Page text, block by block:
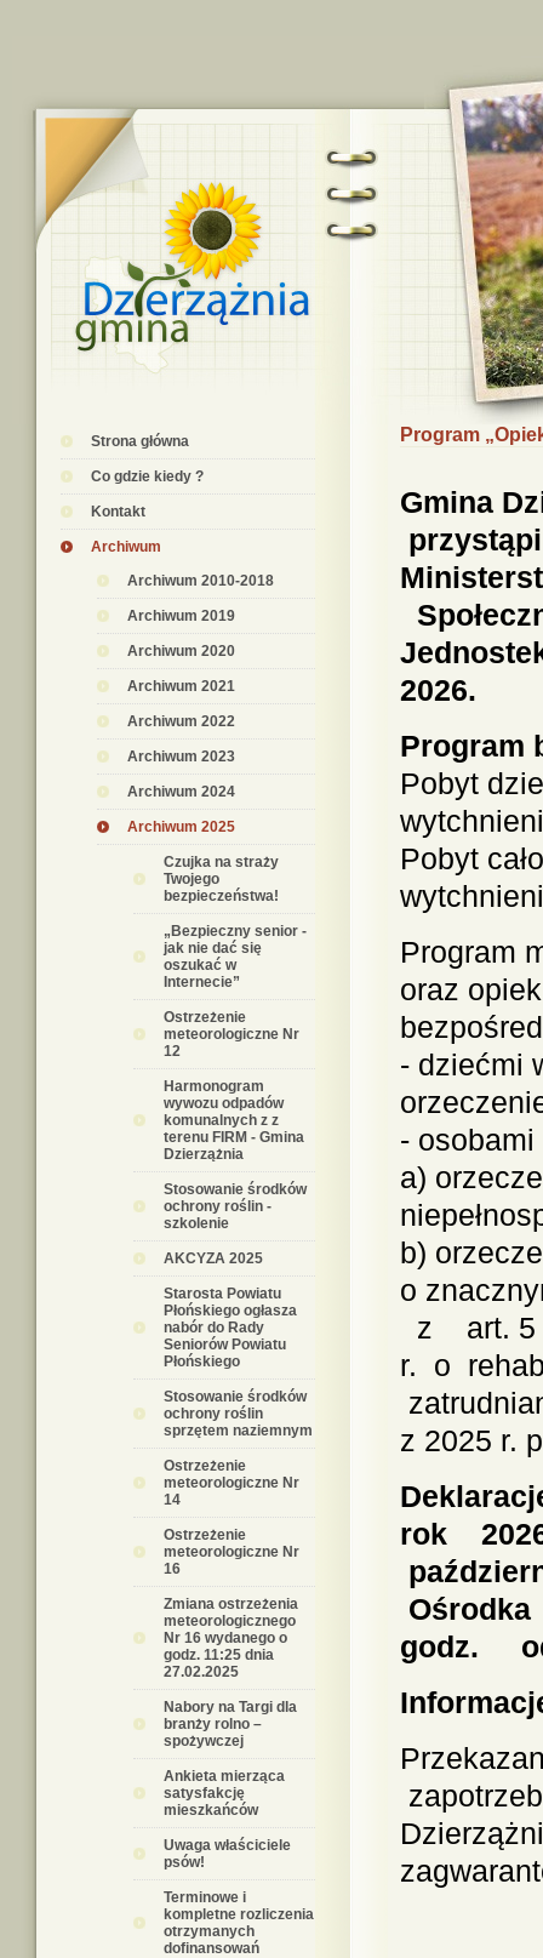
Strona główna
Co gdzie kiedy ?
Kontakt
Archiwum
Archiwum 2010-2018
Archiwum 2019
Archiwum 2020
Archiwum 2021
Archiwum 2022
Archiwum 2023
Archiwum 2024
Archiwum 2025
Czujka na straży
Twojego
bezpieczeństwa!
„Bezpieczny senior -
jak nie dać się
oszukać w
Internecie”
Ostrzeżenie
meteorologiczne Nr
12
Harmonogram
wywozu odpadów
komunalnych z z
terenu FIRM - Gmina
Dzierzążnia
Stosowanie środków
ochrony roślin -
szkolenie
AKCYZA 2025
Starosta Powiatu
Płońskiego ogłasza
nabór do Rady
Seniorów Powiatu
Płońskiego
Stosowanie środków
ochrony roślin
sprzętem naziemnym
Ostrzeżenie
meteorologiczne Nr
14
Ostrzeżenie
meteorologiczne Nr
16
Zmiana ostrzeżenia
meteorologicznego
Nr 16 wydanego o
godz. 11:25 dnia
27.02.2025
Nabory na Targi dla
branży rolno –
spożywczej
Ankieta mierząca
satysfakcję
mieszkańców
Uwaga właściciele
psów!
Terminowe i
kompletne rozliczenia
otrzymanych
dofinansowań
Program
Gmina
2026.
Program
Pobyt
Pobyt
Program
oraz
- dziećmi
-
a)
b)
o
z art. 5
r. o
z 2025 r.
rok
Ośrodka
godz.